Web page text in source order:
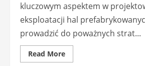
kluczowym aspektem w
eksploatacji hal
prowadzić do poważnych strat...
Read MoreRead
more